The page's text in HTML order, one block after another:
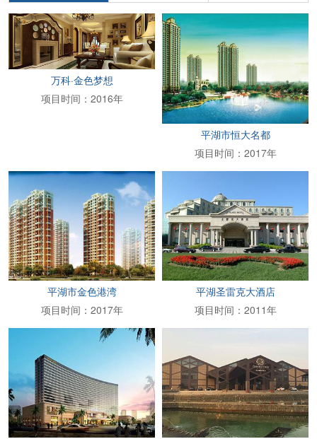
万科·金色梦想
项目时间：2016年
平湖市恒大名都
项目时间：2017年
平湖市金色港湾
项目时间：2017年
平湖圣雷克大酒店
项目时间：2011年